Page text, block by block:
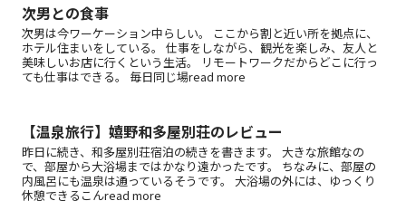
次男との食事
次男は今ワーケーション中らしい。 ここから割と近い所を拠点に、
ホテル住まいをしている。 仕事をしながら、観光を楽しみ、友人と
美味しいお店に行くという生活。 リモートワークだからどこに行っ
ても仕事はできる。 毎日同じ場read more
【温泉旅行】嬉野和多屋別荘のレビュー
昨日に続き、和多屋別荘宿泊の続きを書きます。 大きな旅館なの
で、部屋から大浴場まではかなり遠かったです。 ちなみに、部屋の
内風呂にも温泉は通っているそうです。 大浴場の外には、ゆっくり
休憩できるこんread more